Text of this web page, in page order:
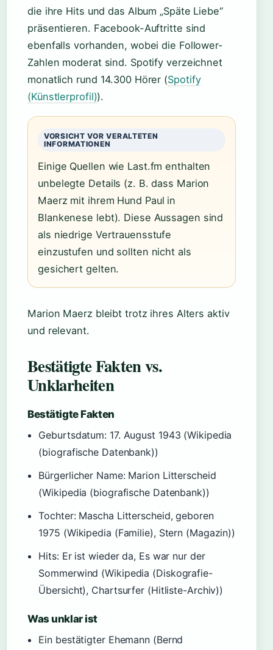
die ihre Hits und das Album „Späte Liebe“
präsentieren. Facebook-Auftritte sind
ebenfalls vorhanden, wobei die Follower-
Zahlen moderat sind. Spotify verzeichnet
monatlich rund 14.300 Hörer (Spotify
(Künstlerprofil)).
VORSICHT VOR VERALTETEN
INFORMATIONEN
Einige Quellen wie Last.fm enthalten
unbelegte Details (z. B. dass Marion
Maerz mit ihrem Hund Paul in
Blankenese lebt). Diese Aussagen sind
als niedrige Vertrauensstufe
einzustufen und sollten nicht als
gesichert gelten.
Marion Maerz bleibt trotz ihres Alters aktiv
und relevant.
Bestätigte Fakten vs.
Unklarheiten
Bestätigte Fakten
Geburtsdatum: 17. August 1943 (Wikipedia
(biografische Datenbank))
Bürgerlicher Name: Marion Litterscheid
(Wikipedia (biografische Datenbank))
Tochter: Mascha Litterscheid, geboren
1975 (Wikipedia (Familie), Stern (Magazin))
Hits: Er ist wieder da, Es war nur der
Sommerwind (Wikipedia (Diskografie-
Übersicht), Chartsurfer (Hitliste-Archiv))
Was unklar ist
Ein bestätigter Ehemann (Bernd